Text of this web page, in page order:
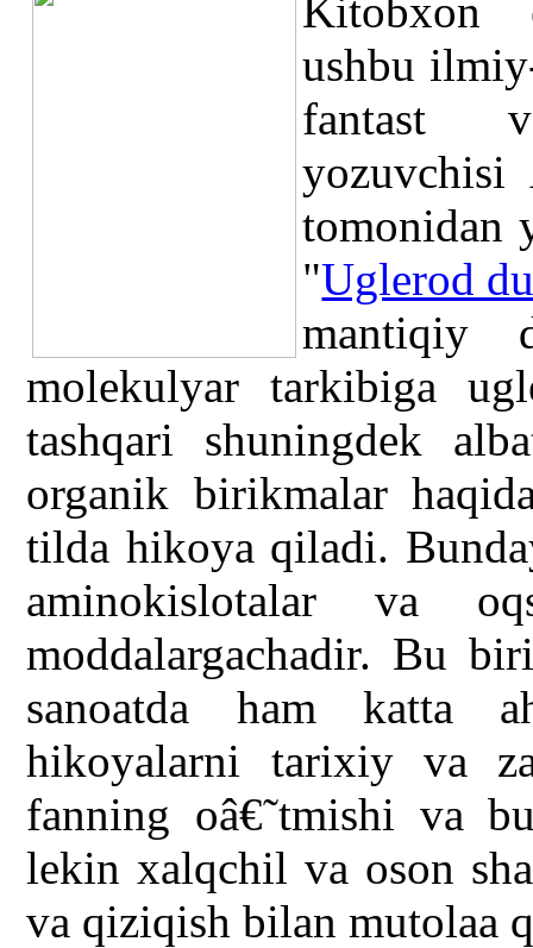
Kitobxon
ushbu
fantast
yozuvchisi
tomonidan
"Uglerod
mantiqiy
molekulyar tarkibiga
tashqari shuningdek
organik birikmalar
tilda hikoya qiladi.
aminokislotalar va
moddalargachadir. Bu
sanoatda ham katta
hikoyalarni tarixiy va
fanning oâ€˜tmishi va
lekin xalqchil va oson
va qiziqish bilan mutolaa